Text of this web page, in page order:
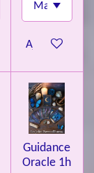
panierAjouter au
Guidance
Oracle 1h